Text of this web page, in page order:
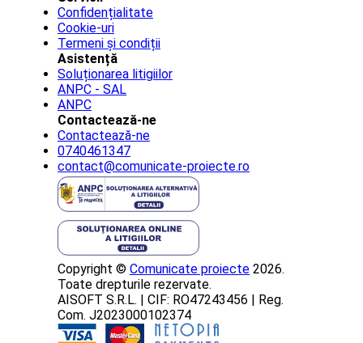
Confidențialitate
Cookie-uri
Termeni și condiții
Asistență
Soluționarea litigiilor
ANPC - SAL
ANPC
Contactează-ne
Contactează-ne
0740461347
contact@comunicate-proiecte.ro
Copyright © Comunicate proiecte 2026.
Toate drepturile rezervate.
AISOFT S.R.L. | CIF: RO47243456 | Reg.
Com. J2023000102374